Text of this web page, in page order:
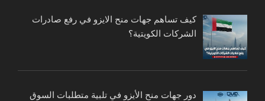
كيف تساهم جهات منح الايزو في رفع صادرات
الشركات الكويتية؟
دور جهات منح الأيزو في تلبية متطلبات السوق